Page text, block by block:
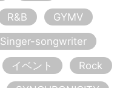
R&B
GYMV
Singer-songwriter
イベント
Rock